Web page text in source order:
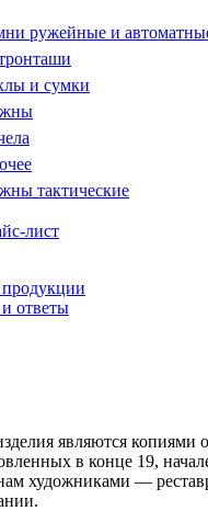
ружейные и
и сумки
тактические
лист
продукции
ответы
являются копиями
в конце 19,
художниками —